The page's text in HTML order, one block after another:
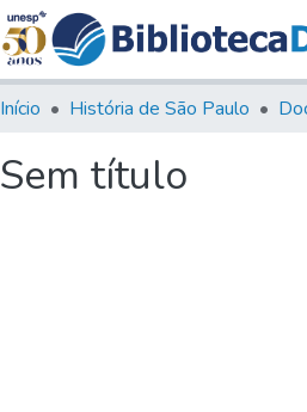
Início História de São Paulo
Sem título